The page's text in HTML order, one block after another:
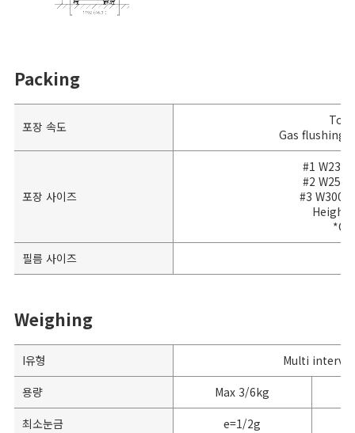
Packing
포장 속도
Top
Gas flushing:
포장 사이즈
#1 W230
#2 W250
#3 W300
Height:
필름 사이즈
Weighing
I유형
Multi interval
용량
Max 3/6kg
최소눈금
e=1/2g